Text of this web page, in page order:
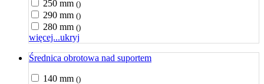
250 mm ()
290 mm ()
280 mm ()
więcej...ukryj
Średnica obrotowa nad suportem
140 mm ()